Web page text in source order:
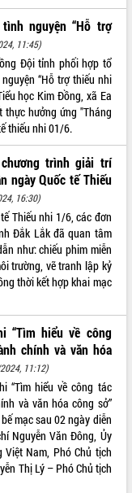
nguyện “Hỗ trợ
11:45)
Đội tỉnh phối hợp tổ
“Hỗ trợ thiếu nhi
học Kim Đồng, xã Ea
thực hưởng ứng "Tháng
thiếu nhi 01/6.
trình giải trí
ngày Quốc tế Thiếu
16:30)
Thiếu nhi 1/6, các đơn
Đắk Lắk đã quan tâm
như: chiếu phim miễn
trường, vẽ tranh lập kỷ
thời kết hợp khai mạc
“Tìm hiểu về công
chính và văn hóa
11:12)
“Tìm hiểu về công tác
và văn hóa công sở”
mạc sau 02 ngày diễn
Nguyễn Văn Đông, Ủy
Nam, Phó Chủ tịch
Thị Lý – Phó Chủ tịch